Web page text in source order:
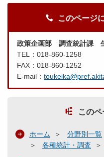
このページ
政策企画部 調査統計課
TEL：018-860-1258
FAX：018-860-1252
E-mail：
この
ホーム 分野別一覧
各種統計・調査